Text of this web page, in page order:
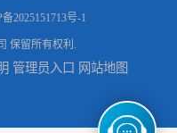
2025151713号-1
保留所有权利.
管理员入口 网站地图